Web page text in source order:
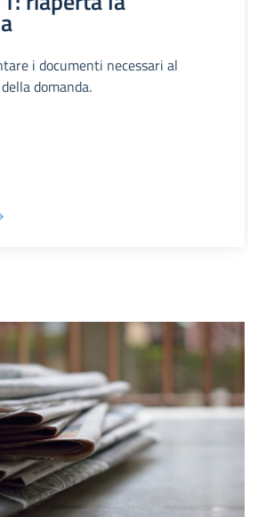
i documenti necessari al
domanda.